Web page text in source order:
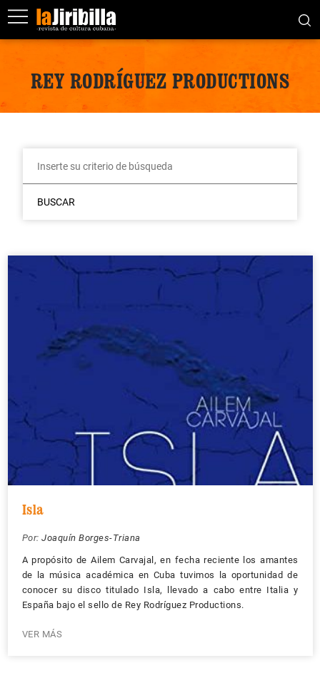
REY RODRÍGUEZ PRODUCTIONS
BUSCAR
Isla
Por: Joaquín Borges-Triana
A propósito de Ailem Carvajal, en fecha reciente los amantes
de la música académica en Cuba tuvimos la oportunidad de
conocer su disco titulado Isla, llevado a cabo entre Italia y
España bajo el sello de Rey Rodríguez Productions.
VER MÁS